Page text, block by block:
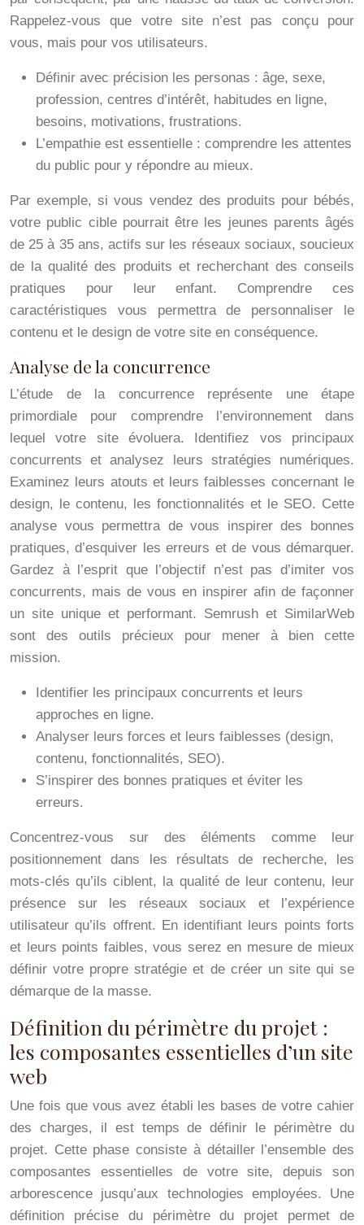
Rappelez-vous que votre site n’est pas conçu pour
vous, mais pour vos utilisateurs.
Définir avec précision les personas : âge, sexe,
profession, centres d’intérêt, habitudes en ligne,
besoins, motivations, frustrations.
L’empathie est essentielle : comprendre les attentes
du public pour y répondre au mieux.
Par exemple, si vous vendez des produits pour bébés,
votre public cible pourrait être les jeunes parents âgés
de 25 à 35 ans, actifs sur les réseaux sociaux, soucieux
de la qualité des produits et recherchant des conseils
pratiques pour leur enfant. Comprendre ces
caractéristiques vous permettra de personnaliser le
contenu et le design de votre site en conséquence.
Analyse de la concurrence
L’étude de la concurrence représente une étape
primordiale pour comprendre l’environnement dans
lequel votre site évoluera. Identifiez vos principaux
concurrents et analysez leurs stratégies numériques.
Examinez leurs atouts et leurs faiblesses concernant le
design, le contenu, les fonctionnalités et le SEO. Cette
analyse vous permettra de vous inspirer des bonnes
pratiques, d’esquiver les erreurs et de vous démarquer.
Gardez à l’esprit que l’objectif n’est pas d’imiter vos
concurrents, mais de vous en inspirer afin de façonner
un site unique et performant. Semrush et SimilarWeb
sont des outils précieux pour mener à bien cette
mission.
Identifier les principaux concurrents et leurs
approches en ligne.
Analyser leurs forces et leurs faiblesses (design,
contenu, fonctionnalités, SEO).
S’inspirer des bonnes pratiques et éviter les
erreurs.
Concentrez-vous sur des éléments comme leur
positionnement dans les résultats de recherche, les
mots-clés qu’ils ciblent, la qualité de leur contenu, leur
présence sur les réseaux sociaux et l’expérience
utilisateur qu’ils offrent. En identifiant leurs points forts
et leurs points faibles, vous serez en mesure de mieux
définir votre propre stratégie et de créer un site qui se
démarque de la masse.
Définition du périmètre du projet :
les composantes essentielles d’un site
web
Une fois que vous avez établi les bases de votre cahier
des charges, il est temps de définir le périmètre du
projet. Cette phase consiste à détailler l’ensemble des
composantes essentielles de votre site, depuis son
arborescence jusqu’aux technologies employées. Une
définition précise du périmètre du projet permet de